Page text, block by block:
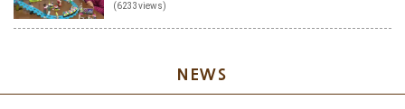
(6233views)
NEWS